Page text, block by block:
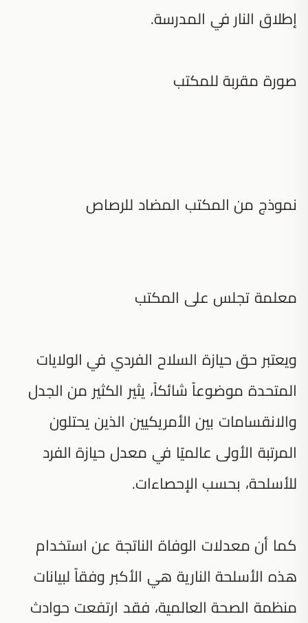
إطلاق النار في المدرسة.
صورة مقربة للمكتب
نموذج من المكتب المضاد للرصاص
معلمة تجلس على المكتب
ويعتبر حق حيازة السلاح الفردي في الولايات
المتحدة موضوعاً شائكاً، يثير الكثير من الجدل
والانقسامات بين الأمريكيين الذين يحتلون
المرتبة الأولى عالميًا في معدل حيازة الفرد
للأسلحة، بحسب الإحصاءات.
كما أن معدلات الوفاة الناتجة عن استخدام
هذه الأسلحة النارية هي الأكبر وفقاً لبيانات
منظمة الصحة العالمية، فقد ارتفعت حوادث